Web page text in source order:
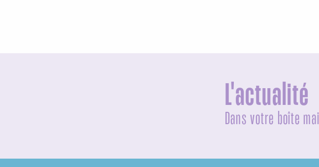
L'actualité
Dans votre boîte mail